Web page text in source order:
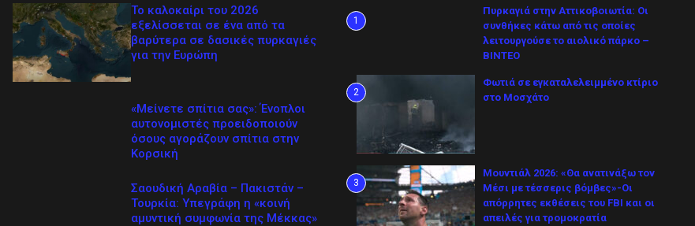
Το καλοκαίρι του 2026
εξελίσσεται σε ένα από τα
βαρύτερα σε δασικές πυρκαγιές
για την Ευρώπη
«Μείνετε σπίτια σας»: Ένοπλοι
αυτονομιστές προειδοποιούν
όσους αγοράζουν σπίτια στην
Κορσική
Σαουδική Αραβία – Πακιστάν –
Τουρκία: Υπεγράφη η «κοινή
αμυντική συμφωνία της Μέκκας»
1
Πυρκαγιά στην Αττικοβοιωτία: Οι
συνθήκες κάτω από τις οποίες
λειτουργούσε το αιολικό πάρκο –
ΒΙΝΤΕΟ
2
Φωτιά σε εγκαταλελειμμένο κτίριο
στο Μοσχάτο
3
Μουντιάλ 2026: «Θα ανατινάξω τον
Μέσι με τέσσερις βόμβες»-Οι
απόρρητες εκθέσεις του FBI και οι
απειλές για τρομοκρατία